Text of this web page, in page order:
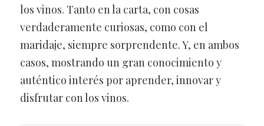
los vinos. Tanto en la carta, con cosas
verdaderamente curiosas, como con el
maridaje, siempre sorprendente. Y, en ambos
casos, mostrando un gran conocimiento y
auténtico interés por aprender, innovar y
disfrutar con los vinos.